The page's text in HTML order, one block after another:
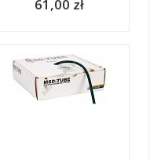
61,00 zł